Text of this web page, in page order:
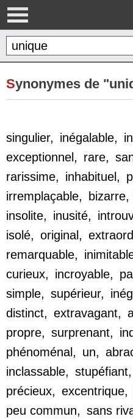
Synonymes de
singulier, inégalable,
exceptionnel, rare,
rarissime, inhabituel,
irremplaçable, bizarre,
insolite, inusité,
isolé, original,
remarquable,
curieux, incroyable,
simple, supérieur,
distinct, extravagant,
propre, surprenant,
phénoménal, un,
inclassable, stupéfiant,
précieux, excentrique,
peu commun, sans